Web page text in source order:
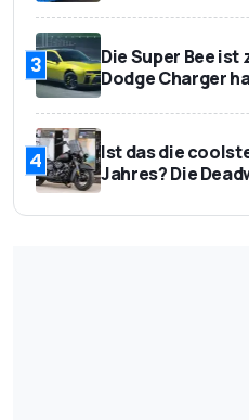
3
Die Super Bee
Dodge Charger
4
Ist das die
Jahres? Die